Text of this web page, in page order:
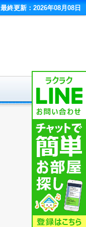
最終更新：2026年08月08日